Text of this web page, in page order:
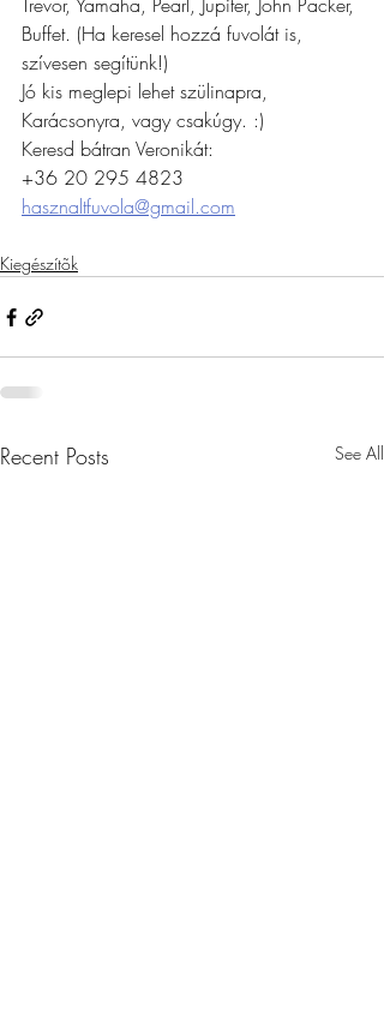
Buffet. (Ha keresel hozzá fuvolát is,
szívesen segítünk!)
Jó kis meglepi lehet szülinapra,
Karácsonyra, vagy csakúgy. :)
Keresd bátran Veronikát:
+36 20 295 4823
hasznaltfuvola@gmail.com
Kiegészítõk
Recent Posts See All